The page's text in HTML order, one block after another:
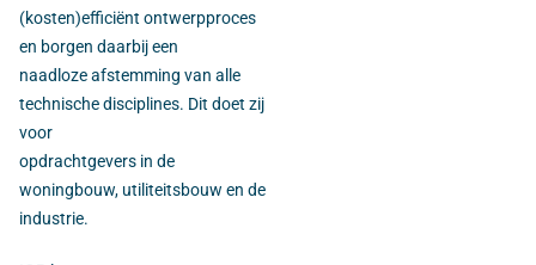
(kosten)efficiënt ontwerpproces
en borgen daarbij een
naadloze afstemming van alle
technische disciplines. Dit doet zij
voor
opdrachtgevers in de
woningbouw, utiliteitsbouw en de
industrie.